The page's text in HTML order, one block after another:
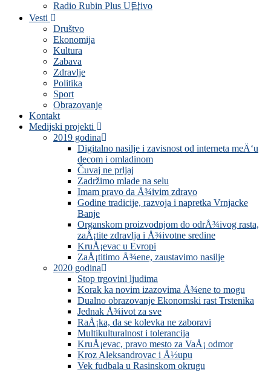
Radio Rubin Plus U탑ivo
Vesti
Društvo
Ekonomija
Kultura
Zabava
Zdravlje
Politika
Sport
Obrazovanje
Kontakt
Medijski projekti
2019 godina
Digitalno nasilje i zavisnost od interneta meÄ‘u
decom i omladinom
Čuvaj ne prljaj
Zadržimo mlade na selu
Imam pravo da Å¾ivim zdravo
Godine tradicije, razvoja i napretka Vrnjacke
Banje
Organskom proizvodnjom do odrÅ¾ivog rasta,
zaÅ¡tite zdravlja i Å¾ivotne sredine
KruÅ¡evac u Evropi
ZaÅ¡titimo Å¾ene, zaustavimo nasilje
2020 godina
Stop trgovini ljudima
Korak ka novim izazovima Å¾ene to mogu
Dualno obrazovanje Ekonomski rast Trstenika
Jednak Å¾ivot za sve
RaÅ¡ka, da se kolevka ne zaboravi
Multikulturalnost i tolerancija
KruÅ¡evac, pravo mesto za VaÅ¡ odmor
Kroz Aleksandrovac i Å½upu
Vek fudbala u Rasinskom okrugu